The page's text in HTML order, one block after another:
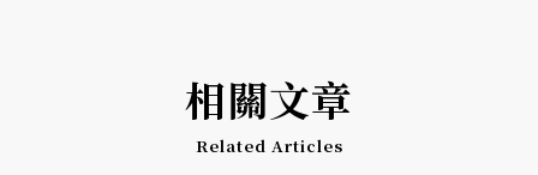
相關文章
Related Articles